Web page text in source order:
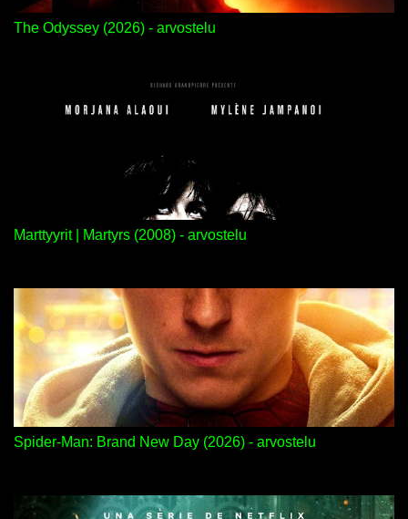
The Odyssey (2026) - arvostelu
Marttyyrit | Martyrs (2008) - arvostelu
Spider-Man: Brand New Day (2026) - arvostelu